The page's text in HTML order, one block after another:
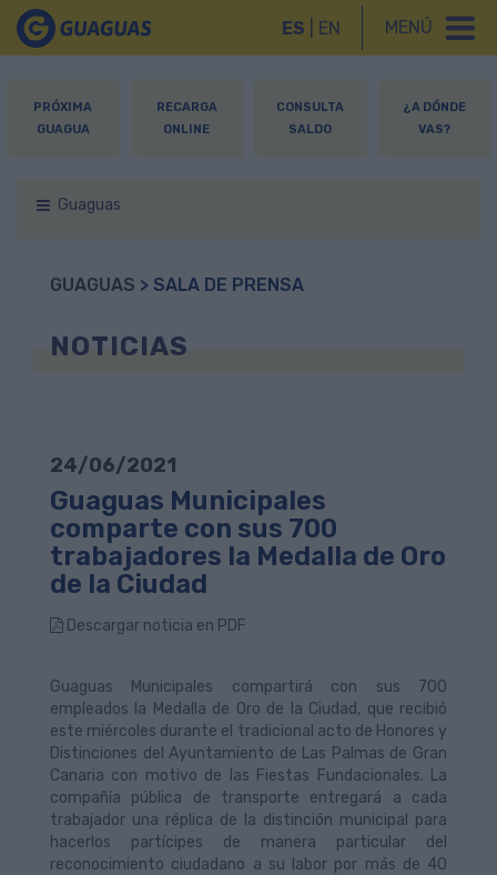
MENÚ
ES EN
PRÓXIMA
GUAGUA
RECARGA
ONLINE
CONSULTA
SALDO
¿A DÓNDE
VAS?
Guaguas
GUAGUAS > SALA DE PRENSA
NOTICIAS
24/06/2021
Guaguas Municipales
comparte con sus 700
trabajadores la Medalla de Oro
de la Ciudad
Descargar noticia en PDF
Guaguas Municipales compartirá con sus 700
empleados la Medalla de Oro de la Ciudad, que recibió
este miércoles durante el tradicional acto de Honores y
Distinciones del Ayuntamiento de Las Palmas de Gran
Canaria con motivo de las Fiestas Fundacionales. La
compañía pública de transporte entregará a cada
trabajador una réplica de la distinción municipal para
hacerlos partícipes de manera particular del
reconocimiento ciudadano a su labor por más de 40